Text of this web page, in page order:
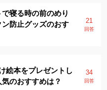
寝る時の前のめり
防止グッズのおす
21
回答
絵本をプレゼントし
のおすすめは？
34
回答